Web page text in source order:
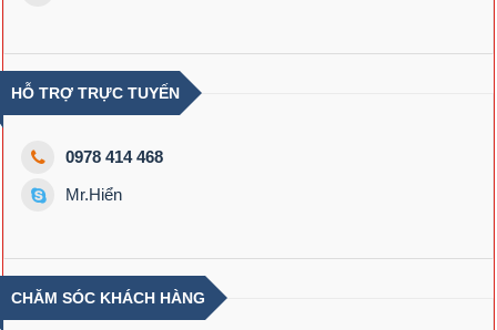
HỖ TRỢ TRỰC TUYẾN
0978 414 468
Mr.Hiển
CHĂM SÓC KHÁCH HÀNG